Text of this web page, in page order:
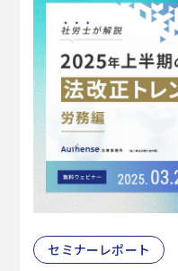
セミナーレポート